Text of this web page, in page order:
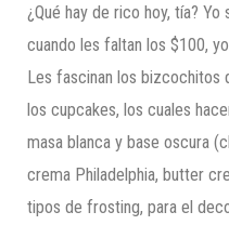
¿Qué hay de rico hoy, tía?
cuando les faltan los $100,
Les fascinan los bizcochitos
los cupcakes, los cuales
masa blanca y base oscura
crema Philadelphia, butter
tipos de frosting, para el